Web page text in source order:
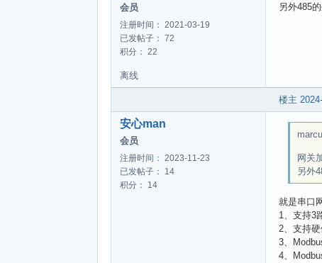
会员
注册时间： 2021-03-19
已发帖子： 72
积分： 22
另外485
离线
楼主
安心man
会员
注册时间： 2023-11-23
已发帖子： 14
积分： 14
网关
另外
就是串口
1、支持3
2、支持硬
3、
4、